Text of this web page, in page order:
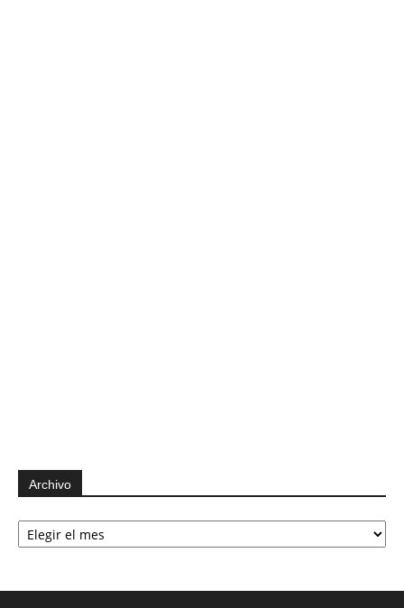
Archivo
Archivo